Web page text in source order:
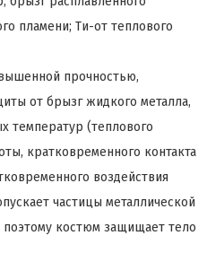
пламени; Ти-от теплового
прочностью,
от брызг жидкого металла,
температур (теплового
кратковременного контакта
воздействия
частицы металлической
костюм защищает тело